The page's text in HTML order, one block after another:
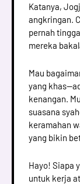
Katanya,
angkringan.
pernah
mereka
Mau
yang
kenangan.
suasana
keramahan
yang bikin
Hayo! Siapa
untuk kerja